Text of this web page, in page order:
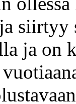
siirtyy
ja on